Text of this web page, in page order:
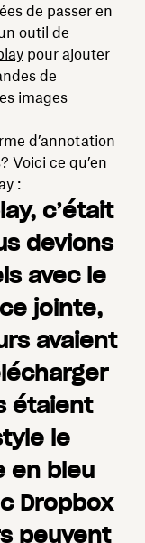
de passer en
outil de
pour ajouter
de
images
d’annotation
Voici ce qu’en
:
c’était
devions
avec le
jointe,
avaient
étaient
le
en bleu
Dropbox
peuvent